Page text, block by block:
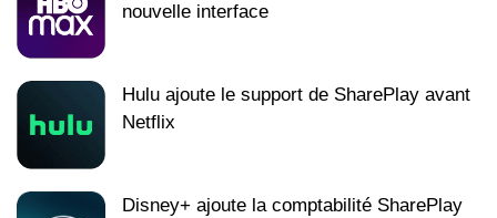
nouvelle interface
Hulu ajoute le support de SharePlay avant
Netflix
Disney+ ajoute la comptabilité SharePlay